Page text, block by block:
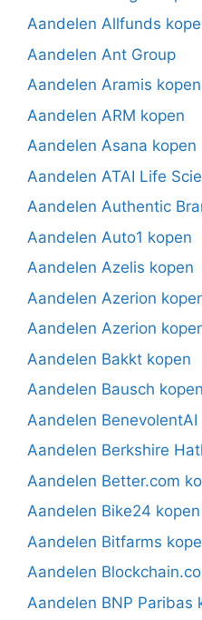
Aandelen Allfunds
Aandelen Ant Group
Aandelen Aramis kopen
Aandelen ARM kopen
Aandelen Asana kopen
Aandelen ATAI Life
Aandelen Authentic
Aandelen Auto1 kopen
Aandelen Azelis kopen
Aandelen Azerion
Aandelen Azerion
Aandelen Bakkt kopen
Aandelen Bausch kopen
Aandelen BenevolentAI
Aandelen Berkshire
Aandelen Better.com
Aandelen Bike24 kopen
Aandelen Bitfarms
Aandelen
Aandelen BNP Paribas